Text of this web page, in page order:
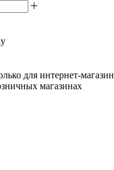
для интернет-
магазинах